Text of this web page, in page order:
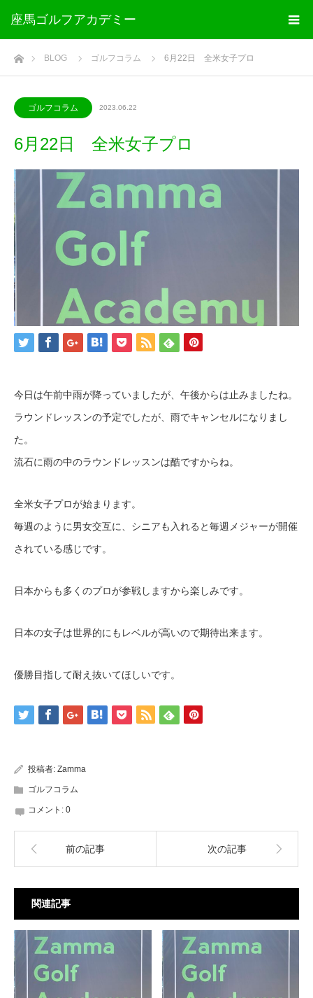
座馬ゴルフアカデミー
ホームBLOG ゴルフコラム 6月22日 全米女子プロ
ゴルフコラム 2023.06.22
6月22日 全米女子プロ
今日は午前中雨が降っていましたが、午後からは止みましたね。
ラウンドレッスンの予定でしたが、雨でキャンセルになりまし
た。
流石に雨の中のラウンドレッスンは酷ですからね。
全米女子プロが始まります。
毎週のように男女交互に、シニアも入れると毎週メジャーが開催
されている感じです。
日本からも多くのプロが参戦しますから楽しみです。
日本の女子は世界的にもレベルが高いので期待出来ます。
優勝目指して耐え抜いてほしいです。
投稿者: Zamma
ゴルフコラム
コメント: 0
前の記事 次の記事
関連記事